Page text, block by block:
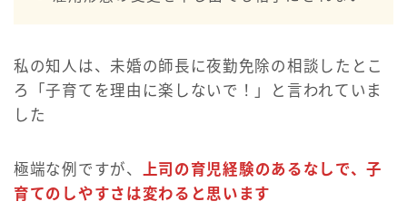
私の知人は、未婚の師長に夜勤免除の相談したとこ
ろ「子育てを理由に楽しないで！」と言われていま
した
極端な例ですが、
上司の育児経験のあるなしで、子
育てのしやすさは変わると思います